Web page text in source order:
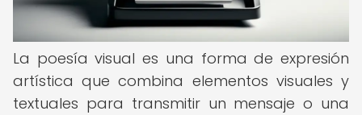
La poesía visual es una forma de expresión
artística que combina elementos visuales y
textuales para transmitir un mensaje o una